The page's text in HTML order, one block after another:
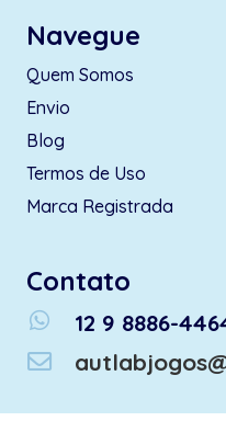
Navegue
Quem Somos
Envio
Blog
Termos de Uso
Marca Registrada
Contato
whatsapp
12 9 8886-